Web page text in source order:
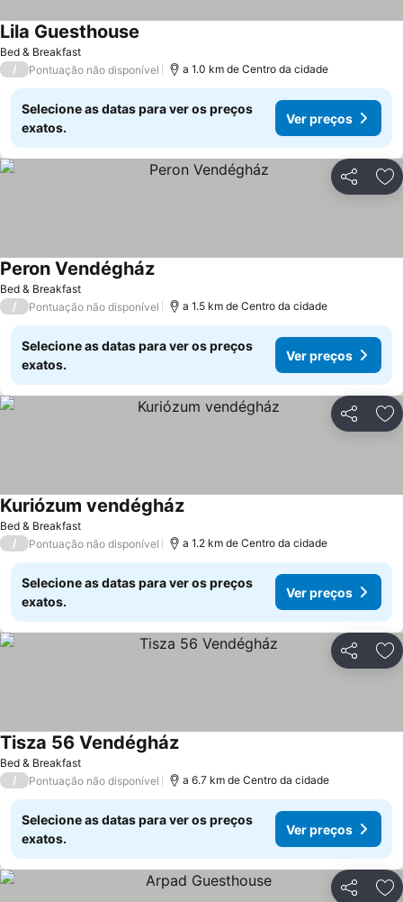
Bed & Breakfast
Lila Guesthouse
/ Pontuação não disponível a 1.0 km de Centro da cidade
Selecione as datas para ver os preços
exatos.
Ver preços
Partilhar
Bed & Breakfast
Peron VendégházVer preços
/ Pontuação não disponível a 1.5 km de Centro da cidade
Selecione as datas para ver os preços
exatos.
Ver preços
Partilhar
Bed & Breakfast
Kuriózum vendégházVer preços
/ Pontuação não disponível a 1.2 km de Centro da cidade
Selecione as datas para ver os preços
exatos.
Ver preços
Partilhar
Bed & Breakfast
Tisza 56 VendégházVer preços
/ Pontuação não disponível a 6.7 km de Centro da cidade
Selecione as datas para ver os preços
exatos.
Ver preços
Partilhar